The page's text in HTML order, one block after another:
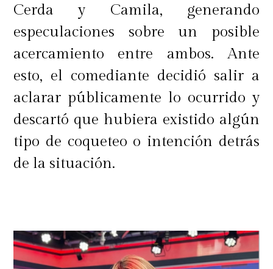
Cerda y Camila, generando
especulaciones sobre un posible
acercamiento entre ambos. Ante
esto, el comediante decidió salir a
aclarar públicamente lo ocurrido y
descartó que hubiera existido algún
tipo de coqueteo o intención detrás
de la situación.